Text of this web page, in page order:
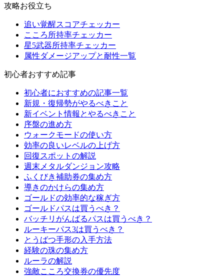
攻略お役立ち
追い覚醒スコアチェッカー
こころ所持率チェッカー
星5武器所持率チェッカー
属性ダメージアップと耐性一覧
初心者おすすめ記事
初心者におすすめの記事一覧
新規・復帰勢がやるべきこと
新イベント情報とやるべきこと
序盤の進め方
ウォークモードの使い方
効率の良いレベルの上げ方
回復スポットの解説
週末メタルダンジョン攻略
ふくびき補助券の集め方
導きのかけらの集め方
ゴールドの効率的な稼ぎ方
ゴールドパスは買うべき？
バッチリがんばるパスは買うべき？
ルーキーパス3は買うべき？
とうばつ手形の入手方法
経験の珠の集め方
ルーラの解説
強敵こころ交換券の優先度